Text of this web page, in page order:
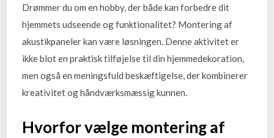
Drømmer du om en hobby, der både kan forbedre dit
hjemmets udseende og funktionalitet? Montering af
akustikpaneler kan være løsningen. Denne aktivitet er
ikke blot en praktisk tilføjelse til din hjemmedekoration,
men også en meningsfuld beskæftigelse, der kombinerer
kreativitet og håndværksmæssig kunnen.
Hvorfor vælge montering af